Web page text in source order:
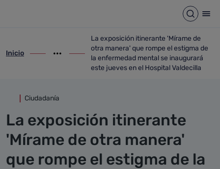
Abrir
ir-a inicio
Inicio
Mostrar opciones del camino de migas
ir-a La exposición itinerante 'Mírame
La exposición itinerante 'Mírame de
otra manera' que rompe el estigma de
la enfermedad mental se inaugurará
este jueves en el Hospital Valdecilla
Ciudadanía
La exposición itinerante
'Mírame de otra manera'
que rompe el estigma de la